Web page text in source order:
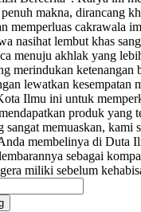
makna, dirancang
memperluas cakrawala
nasihat lembut khas
menuju akhlak yang
merindukan ketenangan
lewatkan kesempatan
Ilmu ini untuk
produk yang
sangat memuaskan, kami
membelinya di Duta
sebagai
miliki sebelum